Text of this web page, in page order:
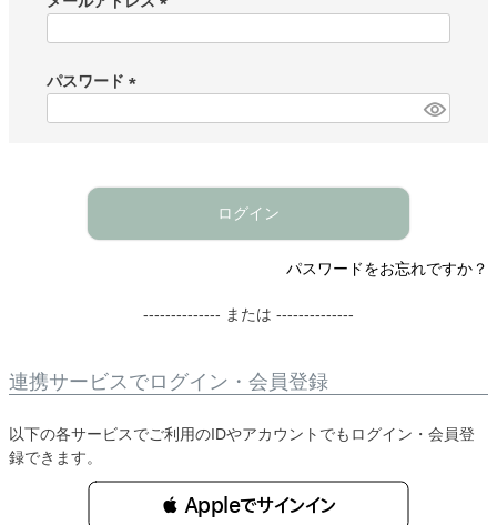
)
パスワード
ログイン
パスワードをお忘れですか？
-------------- または --------------
連携サービスでログイン・会員登録
以下の各サービスでご利用のIDやアカウントでもログイン・会員登
録できます。
 Appleでサインイン